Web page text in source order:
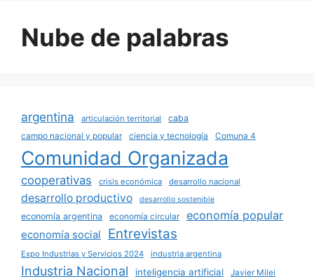
Nube de palabras
argentina articulación territorial
caba
campo nacional y popular
ciencia y tecnología Comuna 4
Comunidad Organizada
cooperativas crisis económica desarrollo nacional
desarrollo productivo desarrollo sostenible
economía argentina economía circular economía popular
economía social Entrevistas
Expo Industrias y Servicios 2024 industria argentina
Industria Nacional inteligencia artificial Javier Milei